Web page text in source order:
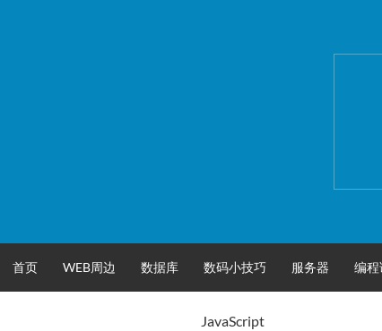
首页 WEB周边 数据库 数码小技巧 服务器 编
JavaScript